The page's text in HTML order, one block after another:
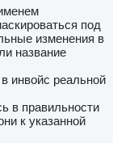
под
изменения в
название
инвойс реальной
в правильности
к указанной